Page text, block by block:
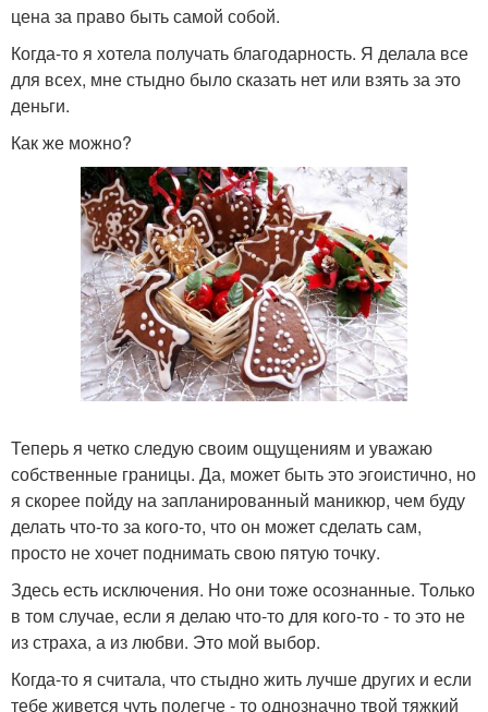
цена за право быть самой собой.
Когда-то я хотела получать благодарность. Я делала все
для всех, мне стыдно было сказать нет или взять за это
деньги.
Как же можно?
Теперь я четко следую своим ощущениям и уважаю
собственные границы. Да, может быть это эгоистично, но
я скорее пойду на запланированный маникюр, чем буду
делать что-то за кого-то, что он может сделать сам,
просто не хочет поднимать свою пятую точку.
Здесь есть исключения. Но они тоже осознанные. Только
в том случае, если я делаю что-то для кого-то - то это не
из страха, а из любви. Это мой выбор.
Когда-то я считала, что стыдно жить лучше других и если
тебе живется чуть полегче - то однозначно твой тяжкий